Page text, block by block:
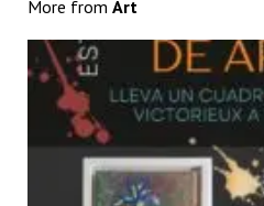
More from Art